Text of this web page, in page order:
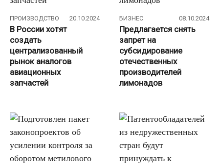
ПРОИЗВОДСТВО 20.10.2024
В России хотят
создать
централизованный
рынок аналогов
авиационных
запчастей
БИЗНЕС 08.10.2024
Предлагается снять
запрет на
субсидирование
отечественных
производителей
лимонадов